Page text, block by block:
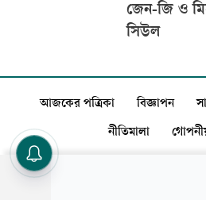
জেন-জি ও
সিউল
আজকের পত্রিকা বিজ্ঞাপন
নীতিমালা